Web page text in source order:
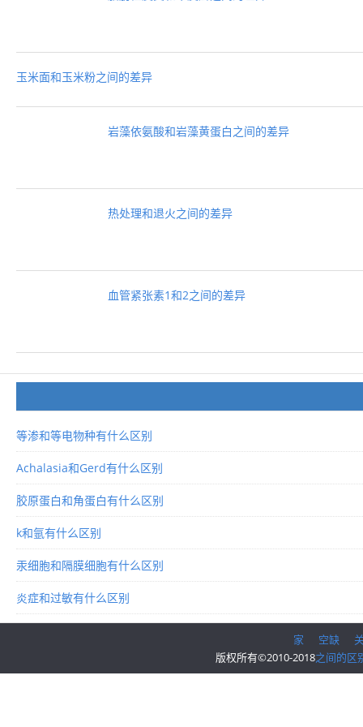
玉米面和玉米粉之间的差异
岩藻依氨酸和岩藻黄蛋白之间的差异
热处理和退火之间的差异
血管紧张素1和2之间的差异
等渗和等电物种有什么区别
Achalasia和Gerd有什么区别
胶原蛋白和角蛋白有什么区别
k和氩有什么区别
汞细胞和隔膜细胞有什么区别
炎症和过敏有什么区别
家 空缺
版权所有©2010-2018之间的区